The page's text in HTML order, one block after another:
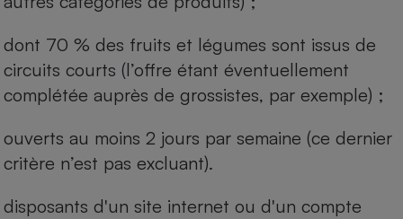
dont 70 % des fruits et légumes sont issus de
circuits courts (l’offre étant éventuellement
complétée auprès de grossistes, par exemple) ;
ouverts au moins 2 jours par semaine (ce dernier
critère n’est pas excluant).
disposants d'un site internet ou d'un compte